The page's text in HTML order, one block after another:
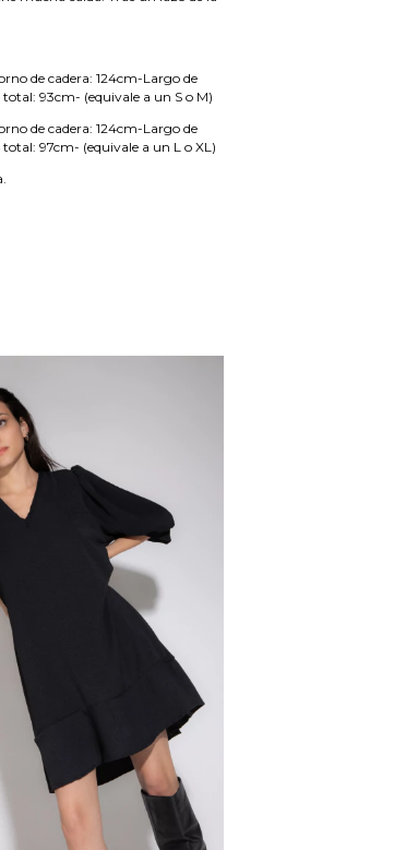
de cadera: 124cm-Largo de
93cm- (equivale a un S o M)
de cadera: 124cm-Largo de
97cm- (equivale a un L o XL)